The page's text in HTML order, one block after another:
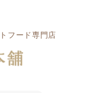
フード専門店